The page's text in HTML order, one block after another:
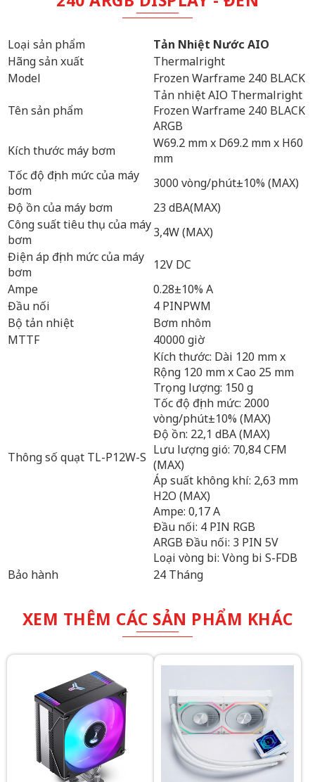
Loại sản phẩm
Tản Nhiệt Nước AIO
Hãng sản xuất
Thermalright
Model
Frozen Warframe 240 BLACK
Tên sản phẩm
Tản nhiệt AIO Thermalright
Frozen Warframe 240 BLACK
ARGB
Kích thước máy bơm
W69.2 mm x D69.2 mm x H60
mm
Tốc độ định mức của máy
bơm
3000 vòng/phút±10% (MAX)
Độ ồn của máy bơm
23 dBA(MAX)
Công suất tiêu thụ của máy
bơm
3,4W (MAX)
Điện áp định mức của máy
bơm
12V DC
Ampe
0.28±10% A
Đầu nối
4 PINPWM
Bộ tản nhiệt
Bơm nhôm
MTTF
40000 giờ
Thông số quạt TL-P12W-S
Kích thước: Dài 120 mm x
Rộng 120 mm x Cao 25 ​​mm
Trọng lượng: 150 g
Tốc độ định mức: 2000
vòng/phút±10% (MAX)
Độ ồn: 22,1 dBA (MAX)
Lưu lượng gió: 70,84 CFM
(MAX)
Áp suất không khí: 2,63 mm
H2O (MAX)
Ampe: 0,17 A
Đầu nối: 4 PIN RGB
ARGB Đầu nối: 3 PIN 5V
Loại vòng bi: Vòng bi S-FDB
Bảo hành
24 Tháng
XEM THÊM CÁC SẢN PHẨM KHÁC